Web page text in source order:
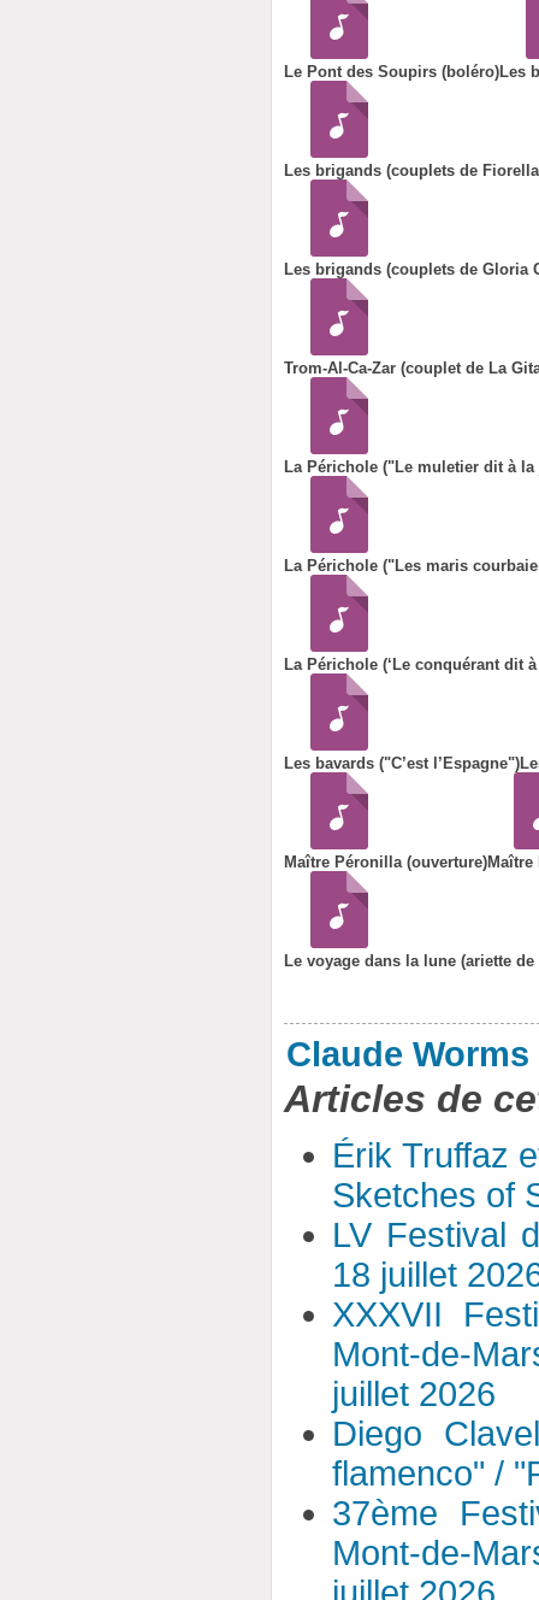
Le Pont des Soupirs (boléro)Les
Les brigands (couplets de
Les brigands (couplets de Gloria
Trom-Al-Ca-Zar (couplet de La
La Périchole ("Le muletier dit à
La Périchole ("Les maris
La Périchole (‘Le conquérant dit
Les bavards ("C’est l’Espagne")
Maître Péronilla (ouverture)
Le voyage dans la lune (ariette de
Claude Worms
Articles de
Érik Truffaz
Sketches of
LV Festival
18 juillet
XXXVII
Mont-de-
juillet 2026
Diego
flamenco" /
37ème
Mont-de-